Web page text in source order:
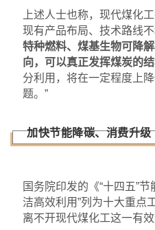
上述人士也称，现代煤化
现有产品布局、技术路线
特种燃料、煤基生物可降
向，可以真正发挥煤炭的
分利用，将在一定程度上降
题。”
加快节能降碳、消费升级
国务院印发的《“十四五”
洁高效利用”列为十大重点
离不开现代煤化工这一有效